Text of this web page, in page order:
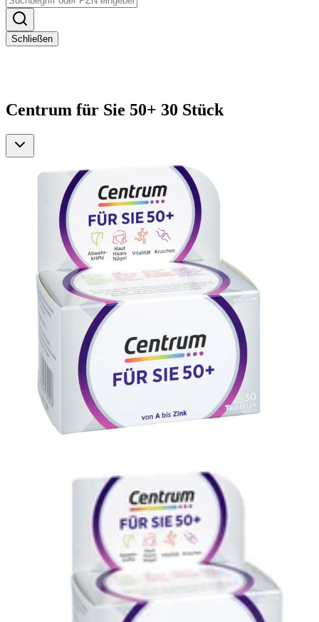
Schließen
Centrum für Sie 50+ 30 Stück